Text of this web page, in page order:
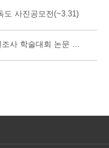
도 사진공모전(~3.31)